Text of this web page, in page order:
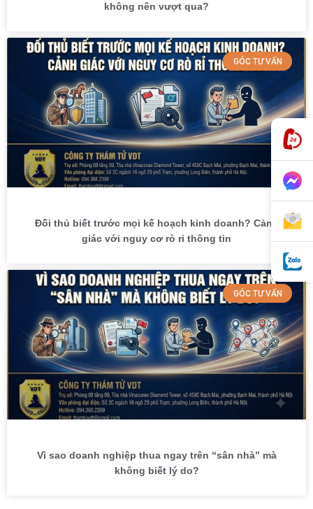
không nên vượt qua?
GÓC TƯ VẤN
Đối thủ biết trước mọi kế hoạch kinh doanh? Cảnh
giác với nguy cơ rò rỉ thông tin
GÓC TƯ VẤN
Vì sao doanh nghiệp thua ngay trên “sân nhà” mà
không biết lý do?